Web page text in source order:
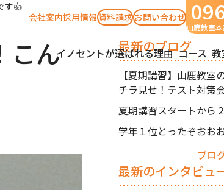
会社案内採用情報資料請求お問い合わせ
山鹿教室
イノセントが選ばれる理由 コース
す👍
こん
最新のブログ
【夏期講習】山鹿教室
チラ見せ！テスト対策
す✨
夏期講習スタートから
学年１位とったぞおお
ブロ
最新のインタビュ